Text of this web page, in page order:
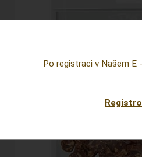
Po registraci v Našem E